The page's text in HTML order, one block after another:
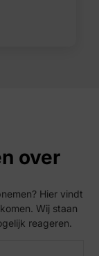
over
Hier vindt
Wij staan
reageren.